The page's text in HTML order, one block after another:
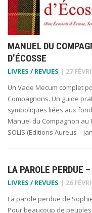
MANUEL DU
D’ÉCOSSE
LIVRES / REVUES | 27
Un Vade Mecum complet
Compagnons. Un guide
symboliques liées aux
Manuel du Compagnon au
SOLIS (Editions Aureus –
LA PAROLE PERDUE
LIVRES / REVUES | 26
La parole perdue de
Pour beaucoup de